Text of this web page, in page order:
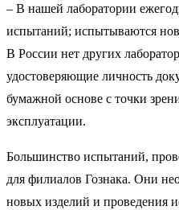
– В нашей лаборатории
испытаний; испытываются
В России нет других
удостоверяющие личность
бумажной основе с точки
эксплуатации.
Большинство испытаний,
для филиалов Гознака. Они
новых изделий и проведения